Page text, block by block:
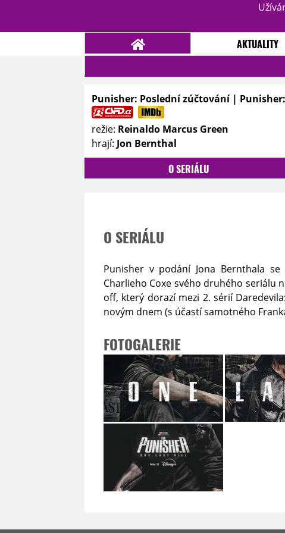
AKTUALITY
STATISTIKY
Punisher: Poslední zúčtování |
režie: Reinaldo Marcus Green
hrají: Jon Bernthal
O SERIÁLU
O SERIÁLU
Punisher v podání Jona Bernthala
Charlieho Coxe svého druhého seriálu
off, který dorazí mezi 2. sérií
novým dnem (s účastí samotného
FOTOGALERIE